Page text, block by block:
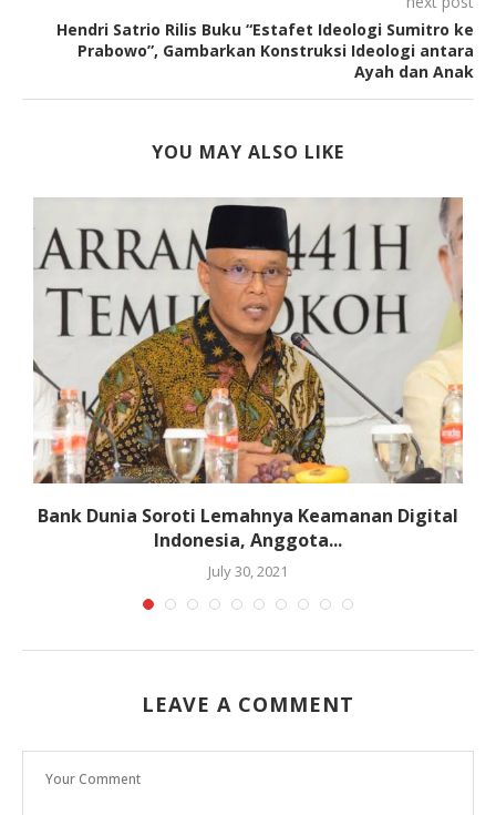
Hendri Satrio Rilis Buku “Estafet Ideologi Sumitro ke
Prabowo”, Gambarkan Konstruksi Ideologi antara
Ayah dan Anak
YOU MAY ALSO LIKE
Bank Dunia Soroti Lemahnya Keamanan Digital
Indonesia, Anggota...
July 30, 2021
LEAVE A COMMENT